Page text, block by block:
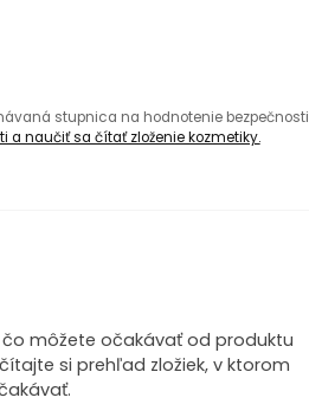
stupnica na hodnotenie bezpečnosti
naučiť sa čítať zloženie kozmetiky.
môžete očakávať od produktu
si prehľad zložiek, v ktorom